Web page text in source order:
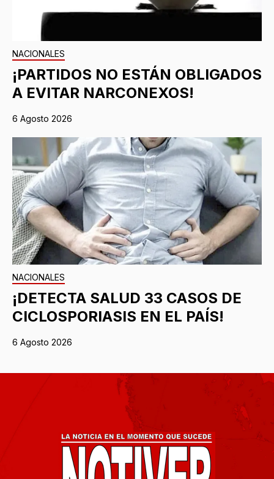
NACIONALES
¡PARTIDOS NO ESTÁN OBLIGADOS
A EVITAR NARCONEXOS!
6 Agosto 2026
NACIONALES
¡DETECTA SALUD 33 CASOS DE
CICLOSPORIASIS EN EL PAÍS!
6 Agosto 2026